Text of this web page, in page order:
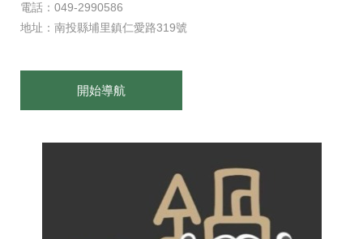
電話：049-2990586
地址：南投縣埔里鎮仁愛路319號
開始導航